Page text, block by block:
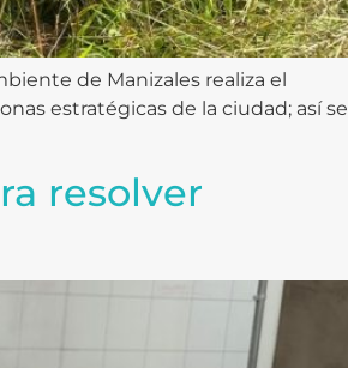
de Manizales realiza el
estratégicas de la ciudad; así se
resolver